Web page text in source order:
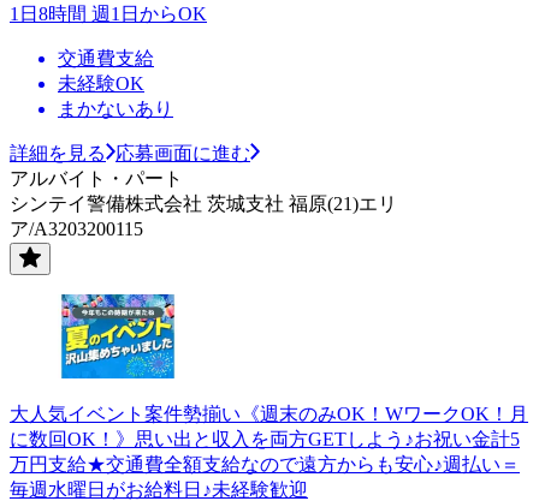
1日8時間 週1日からOK
交通費支給
未経験OK
まかないあり
詳細を見る
応募画面に進む
アルバイト・パート
シンテイ警備株式会社 茨城支社 福原(21)エリ
ア/A3203200115
大人気イベント案件勢揃い《週末のみOK！WワークOK！月
に数回OK！》思い出と収入を両方GETしよう♪お祝い金計5
万円支給★交通費全額支給なので遠方からも安心♪週払い＝
毎週水曜日がお給料日♪未経験歓迎